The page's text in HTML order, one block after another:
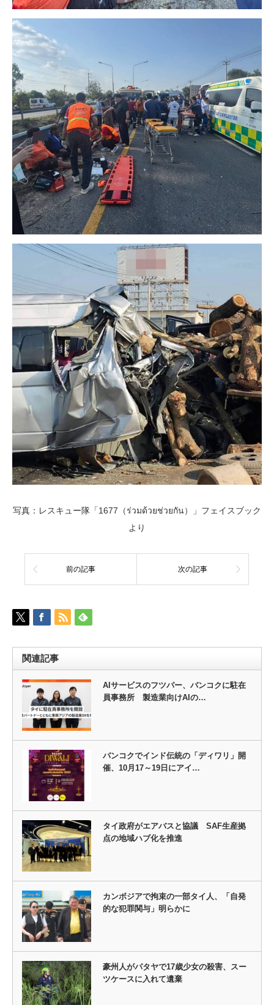
写真：レスキュー隊「1677（ร่วมด้วยช่วยกัน）」フェイスブック
より
前の記事 次の記事
関連記事
AIサービスのフツパー、バンコクに駐在
員事務所 製造業向けAIの…
バンコクでインド伝統の「ディワリ」開
催、10月17～19日にアイ…
タイ政府がエアバスと協議 SAF生産拠
点の地域ハブ化を推進
カンボジアで拘束の一部タイ人、「自発
的な犯罪関与」明らかに
豪州人がパタヤで17歳少女の殺害、スー
ツケースに入れて遺棄